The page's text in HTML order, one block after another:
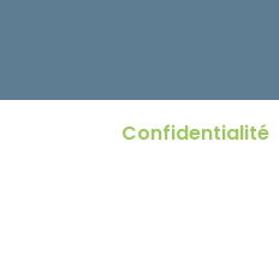
Confidentialité